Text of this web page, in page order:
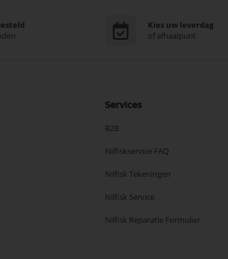
Kies uw leverdag
of afhaalpunt
Services
B2B
Nilfiskservice FAQ
Nilfisk Tekeningen
Nilfisk Service
Nilfisk Reparatie Formulier